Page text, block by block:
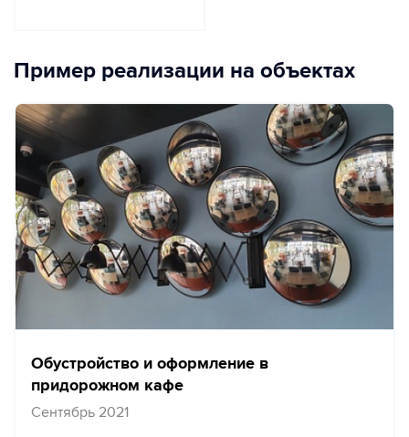
Пример реализации на объектах
Обустройство и оформление в
придорожном кафе
Сентябрь 2021